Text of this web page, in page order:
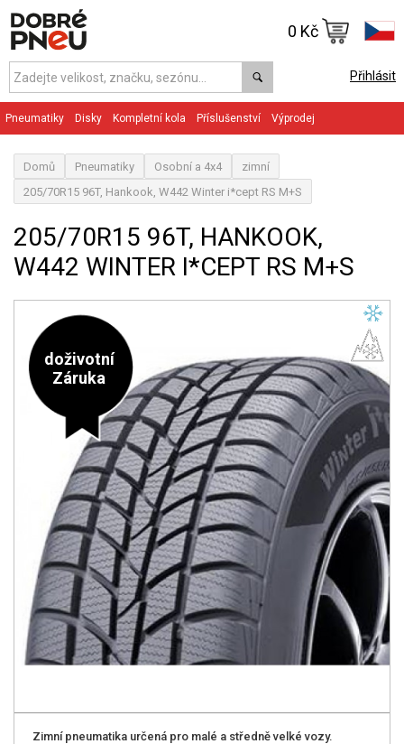
Přihlásit
0 Kč
Pneumatiky Disky Kompletní kola Příslušenství Výprodej
Domů Pneumatiky Osobní a 4x4
zimní
205/70R15 96T, Hankook, W442 Winter i*cept RS M+S
205/70R15 96T, HANKOOK,
W442 WINTER I*CEPT RS M+S
doživotní
Záruka
Zimní pneumatika určená pro malé a středně velké vozy.